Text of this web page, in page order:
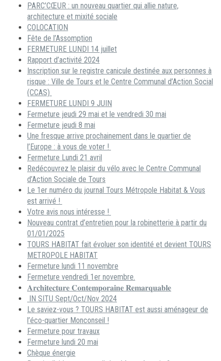
PARC’CŒUR : un nouveau quartier qui allie nature,
architecture et mixité sociale
COLOCATION
Fête de l’Assomption
FERMETURE LUNDI 14 juillet
Rapport d’activité 2024
Inscription sur le registre canicule destinée aux personnes à
risque : Ville de Tours et le Centre Communal d’Action Social
(CCAS)
FERMETURE LUNDI 9 JUIN
Fermeture jeudi 29 mai et le vendredi 30 mai
Fermeture jeudi 8 mai
Une fresque arrive prochainement dans le quartier de
l’Europe : à vous de voter !
Fermeture Lundi 21 avril
Redécouvrez le plaisir du vélo avec le Centre Communal
d’Action Sociale de Tours
Le 1er numéro du journal Tours Métropole Habitat & Vous
est arrivé !
Votre avis nous intéresse !
Nouveau contrat d’entretien pour la robinetterie à partir du
01/01/2025
TOURS HABITAT fait évoluer son identité et devient TOURS
METROPOLE HABITAT
Fermeture lundi 11 novembre
Fermeture vendredi 1er novembre.
𝐀𝐫𝐜𝐡𝐢𝐭𝐞𝐜𝐭𝐮𝐫𝐞 𝐂𝐨𝐧𝐭𝐞𝐦𝐩𝐨𝐫𝐚𝐢𝐧𝐞 𝐑𝐞𝐦𝐚𝐫𝐪𝐮𝐚𝐛𝐥𝐞
IN SITU Sept/Oct/Nov 2024
Le saviez-vous ? TOURS HABITAT est aussi aménageur de
l’éco-quartier Monconseil !
Fermeture pour travaux
Fermeture lundi 20 mai
Chèque énergie